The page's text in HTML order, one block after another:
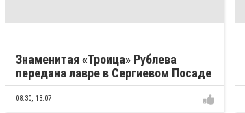
Знаменитая «Троица» Рублева
передана лавре в Сергиевом Посаде
08:30, 13.07